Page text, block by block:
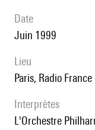
date
Juin 1999
lieu
Paris, Radio France
interprètes
l'Orchestre Philharmonique de Radio France, Laurent